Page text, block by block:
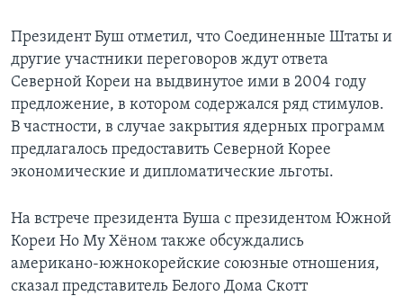
Президент Буш отметил, что Соединенные Штаты и
другие участники переговоров ждут ответа
Северной Кореи на выдвинутое ими в 2004 году
предложение, в котором содержался ряд стимулов.
В частности, в случае закрытия ядерных программ
предлагалось предоставить Северной Корее
экономические и дипломатические льготы.
На встрече президента Буша с президентом Южной
Кореи Но Му Хёном также обсуждались
американо-южнокорейские союзные отношения,
сказал представитель Белого Дома Скотт